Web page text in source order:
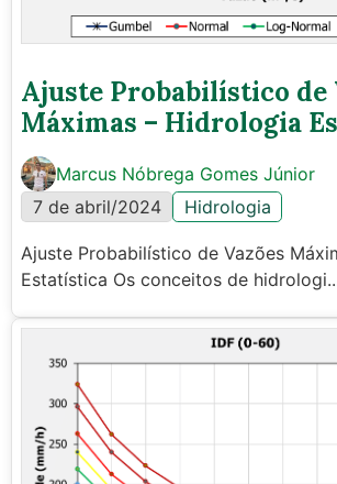
Ajuste Probabilístico de
Máximas – Hidrologia
Marcus Nóbrega Gomes Júnior
7 de abril/2024
Hidrologia
Ajuste Probabilístico de Vazões
Estatística Os conceitos de